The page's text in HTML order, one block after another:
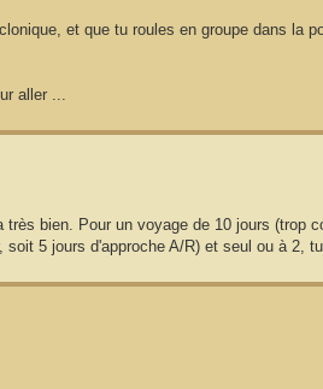
et que tu roules en groupe dans la
aller ...
bien. Pour un voyage de 10 jours (trop
5 jours d'approche A/R) et seul ou à 2, tu